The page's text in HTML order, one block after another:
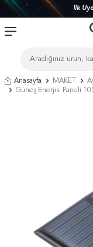
İlk
Anasayfa MAKET
Güneş Enerjisi Paneli